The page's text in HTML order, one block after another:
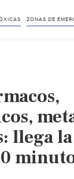
ZONAS DE
llega